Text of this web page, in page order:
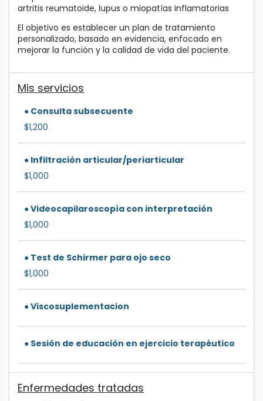
artritis reumatoide, lupus o miopatías inflamatorias
El objetivo es establecer un plan de tratamiento
personalizado, basado en evidencia, enfocado en
mejorar la función y la calidad de vida del paciente.
Mis servicios
● Consulta subsecuente
$1,200
● Infiltraciòn articular/periarticular
$1,000
● Videocapilaroscopìa con interpretación
$1,000
● Test de Schirmer para ojo seco
$1,000
● Viscosuplementacion
● Sesión de educación en ejercicio terapéutico
Enfermedades tratadas